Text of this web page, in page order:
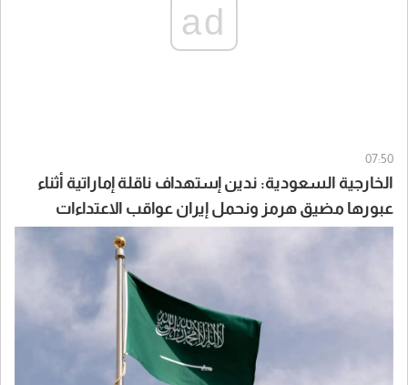
ad
07:50
الخارجية السعودية: ندين إستهداف ناقلة إماراتية أثناء
عبورها مضيق هرمز ونحمل إيران عواقب الاعتداءات